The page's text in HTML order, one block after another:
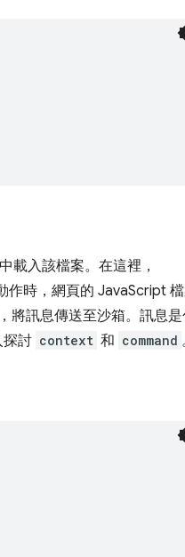
載入該檔案。在這裡，
作時，網頁的 JavaScript
，將訊息傳送至沙箱。訊息
探討 context 和 command